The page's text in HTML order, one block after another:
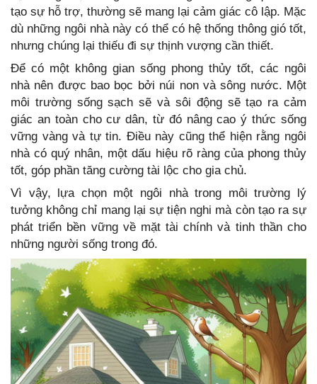
tạo sự hỗ trợ, thường sẽ mang lại cảm giác cô lập. Mặc
dù những ngôi nhà này có thể có hệ thống thông gió tốt,
nhưng chúng lại thiếu đi sự thịnh vượng cần thiết.
Để có một không gian sống phong thủy tốt, các ngôi
nhà nên được bao bọc bởi núi non và sông nước. Một
môi trường sống sạch sẽ và sôi động sẽ tạo ra cảm
giác an toàn cho cư dân, từ đó nâng cao ý thức sống
vững vàng và tự tin. Điều này cũng thể hiện rằng ngôi
nhà có quý nhân, một dấu hiệu rõ ràng của phong thủy
tốt, góp phần tăng cường tài lộc cho gia chủ.
Vì vậy, lựa chọn một ngôi nhà trong môi trường lý
tưởng không chỉ mang lại sự tiện nghi mà còn tạo ra sự
phát triển bền vững về mặt tài chính và tinh thần cho
những người sống trong đó.